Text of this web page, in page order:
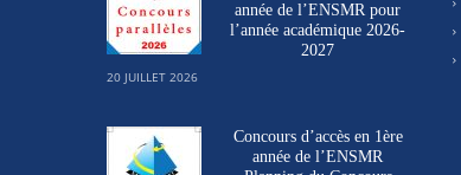
année de l’ENSMR pour
l’année académique 2026-
2027
20 JUILLET 2026
Concours d’accès en 1ère
année de l’ENSMR